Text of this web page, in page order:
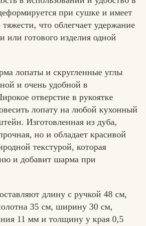
при сушке и имеет
что облегчает удержание
или готового изделия одной
лопаты и скругленные углы
и очень удобной в
отверстие в рукоятке
лопату на любой кухонный
Изготовленная из дуба,
но и обладает красивой
текстурой, которая
и добавит шарма при
длину с ручкой 48 см,
35 см, ширину 30 см,
11 мм и толщину у края 0,5